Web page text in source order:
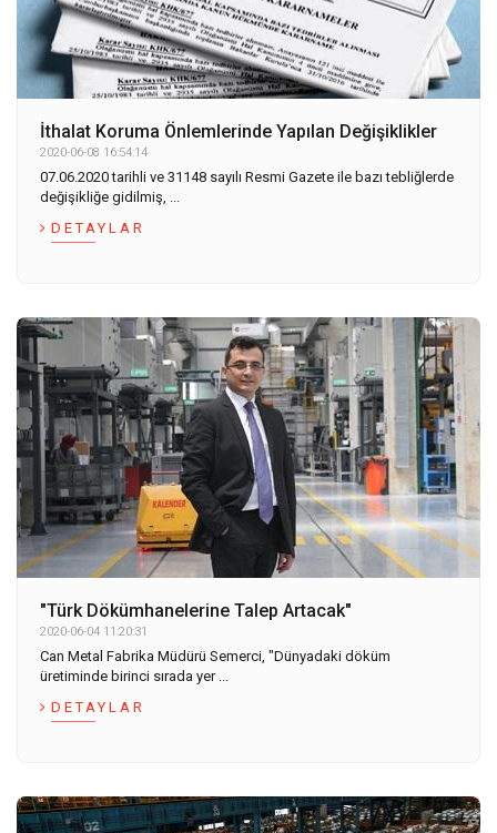
İthalat Koruma Önlemlerinde Yapılan Değişiklikler
2020-06-08 16:54:14
07.06.2020 tarihli ve 31148 sayılı Resmi Gazete ile bazı tebliğlerde
değişikliğe gidilmiş, ...
DETAYLAR
"Türk Dökümhanelerine Talep Artacak"
2020-06-04 11:20:31
Can Metal Fabrika Müdürü Semerci, "Dünyadaki döküm
üretiminde birinci sırada yer ...
DETAYLAR